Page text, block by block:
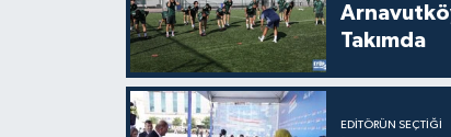
Takımda
EDITÖRÜN SEÇTIĞI